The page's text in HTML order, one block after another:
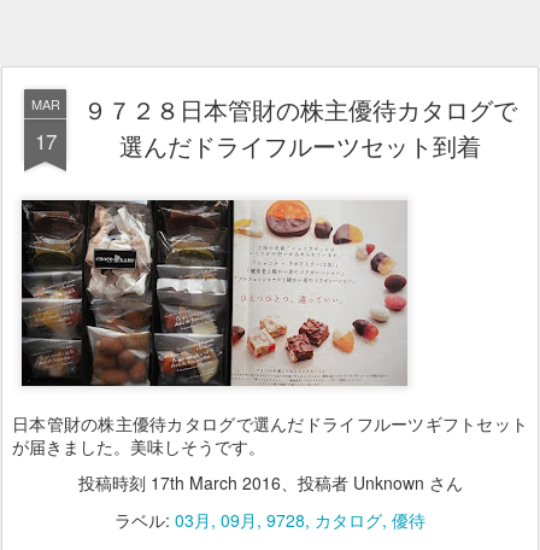
MAR
17
９７２８日本管財の株主優待カタログで
選んだドライフルーツセット到着
日本管財の株主優待カタログで選んだドライフルーツギフトセット
が届きました。美味しそうです。
投稿時刻 17th March 2016、投稿者 Unknown さん
ラベル: 03月 09月 9728 カタログ 優待